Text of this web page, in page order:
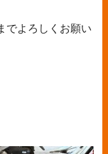
でよろしくお願い